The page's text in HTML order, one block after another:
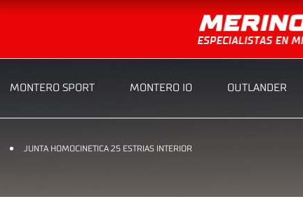
MONTERO SPORT MONTERO IO OUTLANDER
JUNTA HOMOCINETICA 25 ESTRIAS INTERIOR